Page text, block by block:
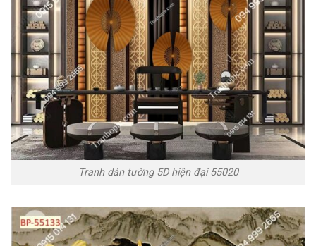
Tranh dán tường 5D hiện đại 55020